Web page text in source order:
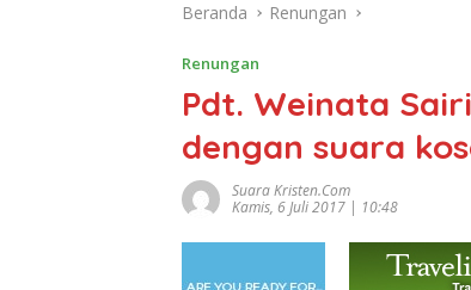
Beranda Renungan
Renungan
Pdt. Weinata
dengan suara
Suara Kristen.com
Kamis, 6 Juli 2017 | 10:48